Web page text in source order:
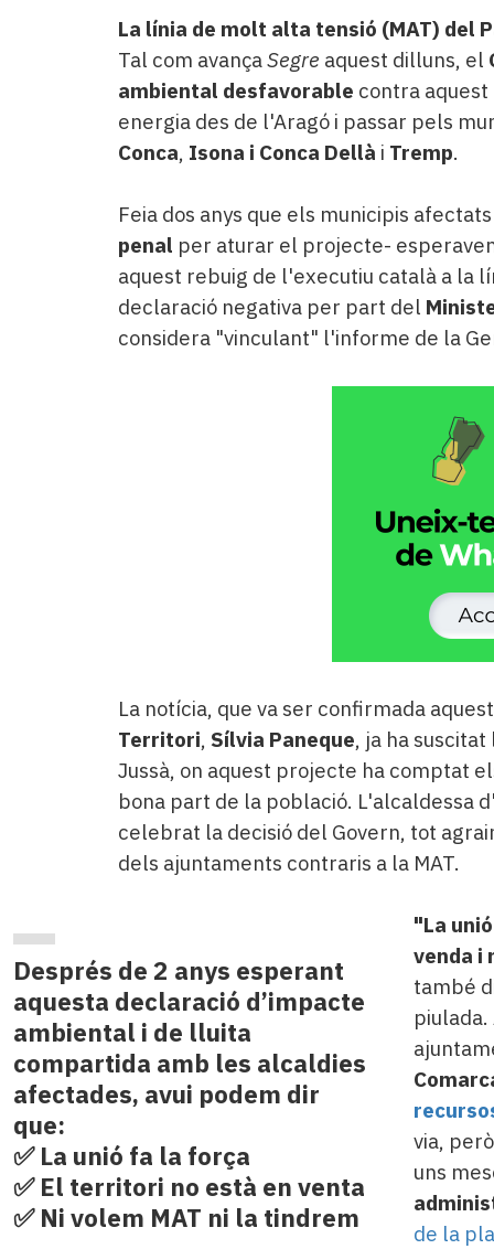
La línia de molt alta tensió (MAT) del
Tal com avançaSegre aquest dilluns, el
ambiental desfavorable contra
energia des de l'Aragó i passar pels
Conca, Isona i Conca Dellà i Tremp.
Feia dos anys que els municipis
penal per aturar el projecte-
aquest rebuig de l'executiu català a la
declaració negativa per part del
considera "vinculant" l'informe de la
La notícia, que va ser confirmada
Territori, Sílvia Paneque, ja ha
Jussà, on aquest projecte ha comptat
bona part de la població. L'alcaldessa
celebrat la decisió del Govern, tot
dels ajuntaments contraris a la MAT.
Després de 2 anys esperant
aquesta declaració d’impacte
ambiental i de lluita
compartida amb les alcaldies
afectades, avui podem dir
que:
✅ La unió fa la força
✅ El territori no està en venta
✅ Ni volem MAT ni la tindrem
"La
venda i
també
via,
uns
de la